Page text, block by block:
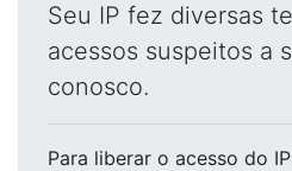
Seu IP fez diversas
acessos suspeitos a
conosco.
Para liberar o acesso do IP